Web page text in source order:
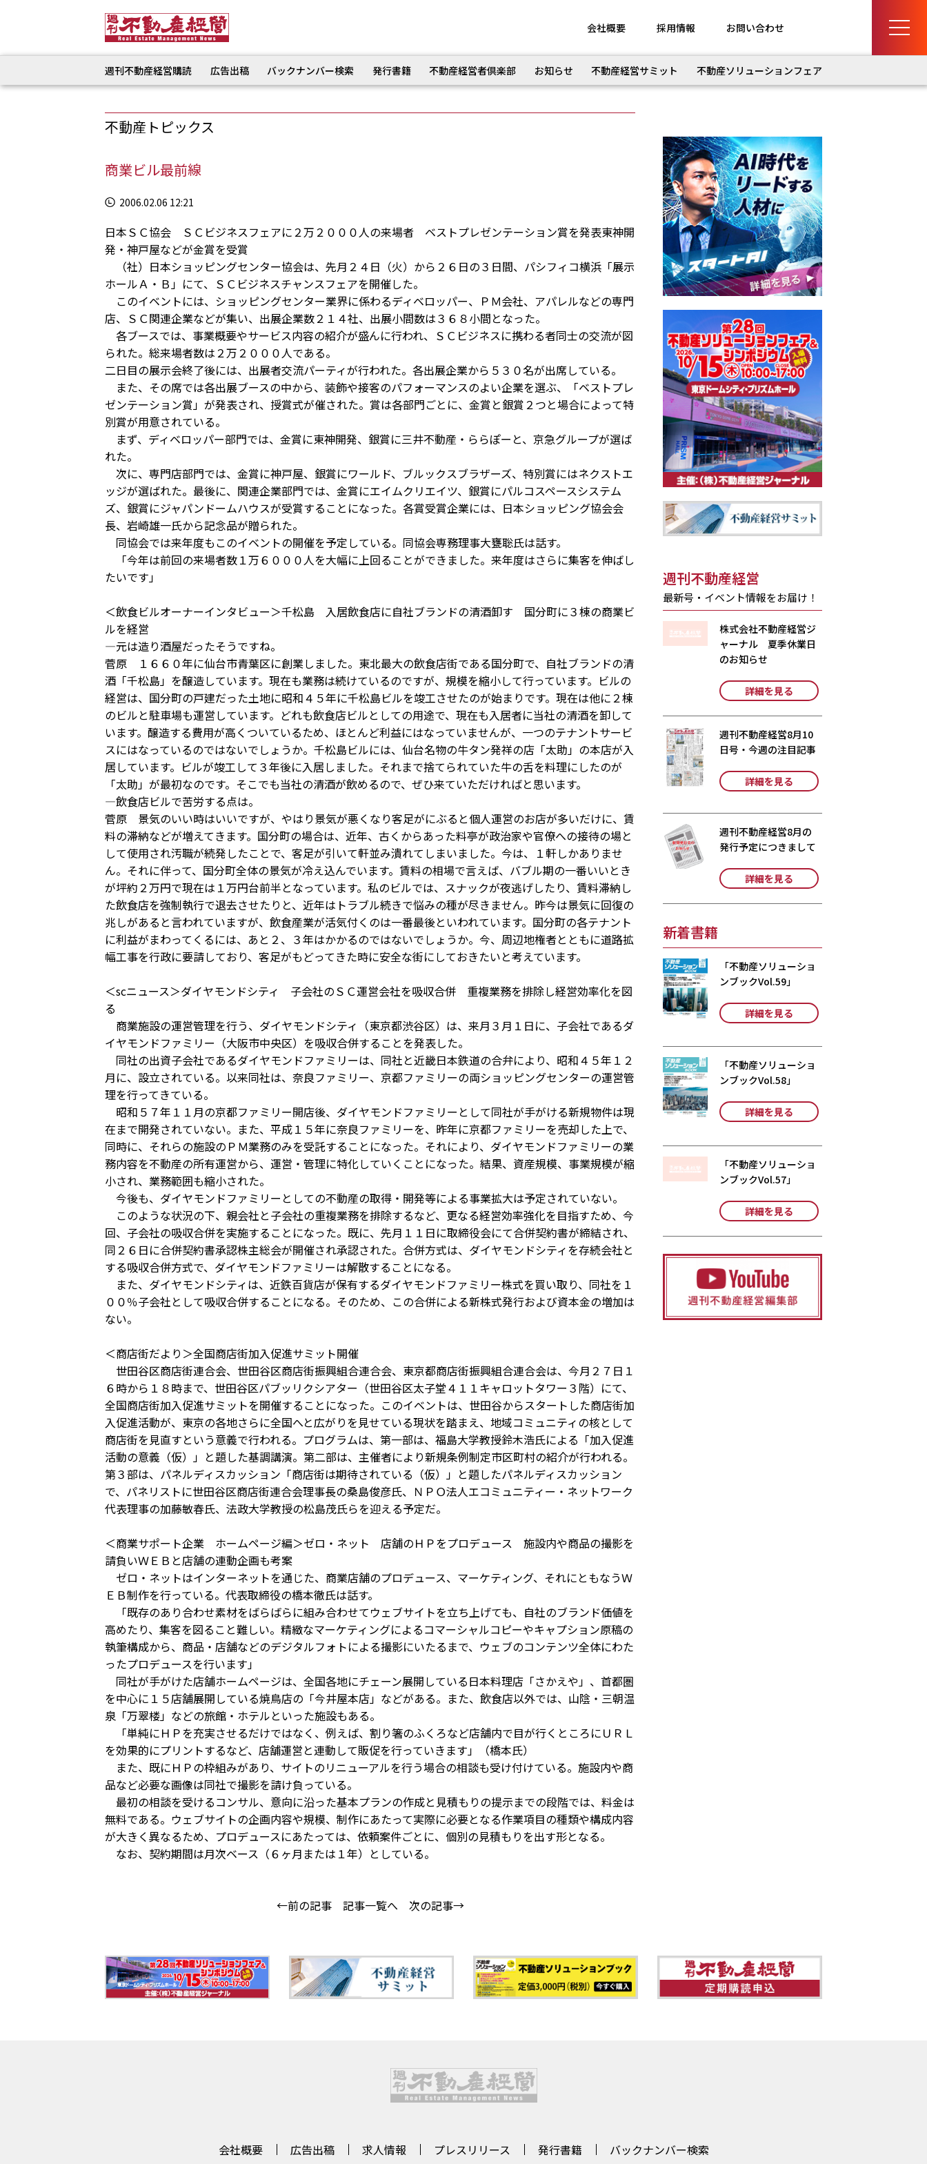
会社概要 採用情報 お問い合わせ
週刊不動産経営購読 広告出稿 バックナンバー検索 発行書籍 不動産経営者倶楽部 お知らせ 不動産経営サミット 不動産ソリューションフェア
不動産トピックス
商業ビル最前線
2006.02.06 12:21
日本ＳＣ協会 ＳＣビジネスフェアに２万２０００人の来場者 ベストプレゼンテーション賞を発表東神開
発・神戸屋などが金賞を受賞
（社）日本ショッピングセンター協会は、先月２４日（火）から２６日の３日間、パシフィコ横浜「展示
ホールＡ・Ｂ」にて、ＳＣビジネスチャンスフェアを開催した。
このイベントには、ショッピングセンター業界に係わるディベロッパー、ＰＭ会社、アパレルなどの専門
店、ＳＣ関連企業などが集い、出展企業数２１４社、出展小間数は３６８小間となった。
各ブースでは、事業概要やサービス内容の紹介が盛んに行われ、ＳＣビジネスに携わる者同士の交流が図
られた。総来場者数は２万２０００人である。
二日目の展示会終了後には、出展者交流パーティが行われた。各出展企業から５３０名が出席している。
また、その席では各出展ブースの中から、装飾や接客のパフォーマンスのよい企業を選ぶ、「ベストプレ
ゼンテーション賞」が発表され、授賞式が催された。賞は各部門ごとに、金賞と銀賞２つと場合によって特
別賞が用意されている。
まず、ディベロッパー部門では、金賞に東神開発、銀賞に三井不動産・ららぽーと、京急グループが選ば
れた。
次に、専門店部門では、金賞に神戸屋、銀賞にワールド、ブルックスブラザーズ、特別賞にはネクストエ
ッジが選ばれた。最後に、関連企業部門では、金賞にエイムクリエイツ、銀賞にパルコスペースシステム
ズ、銀賞にジャパンドームハウスが受賞することになった。各賞受賞企業には、日本ショッピング協会会
長、岩崎雄一氏から記念品が贈られた。
同協会では来年度もこのイベントの開催を予定している。同協会専務理事大甕聡氏は話す。
「今年は前回の来場者数１万６０００人を大幅に上回ることができました。来年度はさらに集客を伸ばし
たいです」
＜飲食ビルオーナーインタビュー＞千松島 入居飲食店に自社ブランドの清酒卸す 国分町に３棟の商業ビ
ルを経営
―元は造り酒屋だったそうですね。
菅原 １６６０年に仙台市青葉区に創業しました。東北最大の飲食店街である国分町で、自社ブランドの清
酒「千松島」を醸造しています。現在も業務は続けているのですが、規模を縮小して行っています。ビルの
経営は、国分町の戸建だった土地に昭和４５年に千松島ビルを竣工させたのが始まりです。現在は他に２棟
のビルと駐車場も運営しています。どれも飲食店ビルとしての用途で、現在も入居者に当社の清酒を卸して
います。醸造する費用が高くついているため、ほとんど利益にはなっていませんが、一つのテナントサービ
スにはなっているのではないでしょうか。千松島ビルには、仙台名物の牛タン発祥の店「太助」の本店が入
居しています。ビルが竣工して３年後に入居しました。それまで捨てられていた牛の舌を料理にしたのが
「太助」が最初なのです。そこでも当社の清酒が飲めるので、ぜひ来ていただければと思います。
―飲食店ビルで苦労する点は。
菅原 景気のいい時はいいですが、やはり景気が悪くなり客足がにぶると個人運営のお店が多いだけに、賃
料の滞納などが増えてきます。国分町の場合は、近年、古くからあった料亭が政治家や官僚への接待の場と
して使用され汚職が続発したことで、客足が引いて軒並み潰れてしまいました。今は、１軒しかありませ
ん。それに伴って、国分町全体の景気が冷え込んでいます。賃料の相場で言えば、バブル期の一番いいとき
が坪約２万円で現在は１万円台前半となっています。私のビルでは、スナックが夜逃げしたり、賃料滞納し
た飲食店を強制執行で退去させたりと、近年はトラブル続きで悩みの種が尽きません。昨今は景気に回復の
兆しがあると言われていますが、飲食産業が活気付くのは一番最後といわれています。国分町の各テナント
に利益がまわってくるには、あと２、３年はかかるのではないでしょうか。今、周辺地権者とともに道路拡
幅工事を行政に要請しており、客足がもどってきた時に安全な街にしておきたいと考えています。
＜scニュース＞ダイヤモンドシティ 子会社のＳＣ運営会社を吸収合併 重複業務を排除し経営効率化を図
る
商業施設の運営管理を行う、ダイヤモンドシティ（東京都渋谷区）は、来月３月１日に、子会社であるダ
イヤモンドファミリー（大阪市中央区）を吸収合併することを発表した。
同社の出資子会社であるダイヤモンドファミリーは、同社と近畿日本鉄道の合弁により、昭和４５年１２
月に、設立されている。以来同社は、奈良ファミリー、京都ファミリーの両ショッピングセンターの運営管
理を行ってきている。
昭和５７年１１月の京都ファミリー開店後、ダイヤモンドファミリーとして同社が手がける新規物件は現
在まで開発されていない。また、平成１５年に奈良ファミリーを、昨年に京都ファミリーを売却した上で、
同時に、それらの施設のＰＭ業務のみを受託することになった。それにより、ダイヤモンドファミリーの業
務内容を不動産の所有運営から、運営・管理に特化していくことになった。結果、資産規模、事業規模が縮
小され、業務範囲も縮小された。
今後も、ダイヤモンドファミリーとしての不動産の取得・開発等による事業拡大は予定されていない。
このような状況の下、親会社と子会社の重複業務を排除するなど、更なる経営効率強化を目指すため、今
回、子会社の吸収合併を実施することになった。既に、先月１１日に取締役会にて合併契約書が締結され、
同２６日に合併契約書承認株主総会が開催され承認された。合併方式は、ダイヤモンドシティを存続会社と
する吸収合併方式で、ダイヤモンドファミリーは解散することになる。
また、ダイヤモンドシティは、近鉄百貨店が保有するダイヤモンドファミリー株式を買い取り、同社を１
００％子会社として吸収合併することになる。そのため、この合併による新株式発行および資本金の増加は
ない。
＜商店街だより＞全国商店街加入促進サミット開催
世田谷区商店街連合会、世田谷区商店街振興組合連合会、東京都商店街振興組合連合会は、今月２７日１
６時から１８時まで、世田谷区パブッリクシアター（世田谷区太子堂４１１キャロットタワー３階）にて、
全国商店街加入促進サミットを開催することになった。このイベントは、世田谷からスタートした商店街加
入促進活動が、東京の各地さらに全国へと広がりを見せている現状を踏まえ、地域コミュニティの核として
商店街を見直すという意義で行われる。プログラムは、第一部は、福島大学教授鈴木浩氏による「加入促進
活動の意義（仮）」と題した基調講演。第二部は、主催者により新規条例制定市区町村の紹介が行われる。
第３部は、パネルディスカッション「商店街は期待されている（仮）」と題したパネルディスカッション
で、パネリストに世田谷区商店街連合会理事長の桑島俊彦氏、ＮＰＯ法人エコミュニティー・ネットワーク
代表理事の加藤敏春氏、法政大学教授の松島茂氏らを迎える予定だ。
＜商業サポート企業 ホームページ編＞ゼロ・ネット 店舗のＨＰをプロデュース 施設内や商品の撮影を
請負いＷＥＢと店舗の連動企画も考案
ゼロ・ネットはインターネットを通じた、商業店舗のプロデュース、マーケティング、それにともなうＷ
ＥＢ制作を行っている。代表取締役の橋本徹氏は話す。
「既存のあり合わせ素材をばらばらに組み合わせてウェブサイトを立ち上げても、自社のブランド価値を
高めたり、集客を図ること難しい。精緻なマーケティングによるコマーシャルコピーやキャプション原稿の
執筆構成から、商品・店舗などのデジタルフォトによる撮影にいたるまで、ウェブのコンテンツ全体にわた
ったプロデュースを行います」
同社が手がけた店舗ホームページは、全国各地にチェーン展開している日本料理店「さかえや」、首都圏
を中心に１５店舗展開している焼鳥店の「今井屋本店」などがある。また、飲食店以外では、山陰・三朝温
泉「万翠楼」などの旅館・ホテルといった施設もある。
「単純にＨＰを充実させるだけではなく、例えば、割り箸のふくろなど店舗内で目が行くところにＵＲＬ
を効果的にプリントするなど、店舗運営と連動して販促を行っていきます」（橋本氏）
また、既にＨＰの枠組みがあり、サイトのリニューアルを行う場合の相談も受け付けている。施設内や商
品など必要な画像は同社で撮影を請け負っている。
最初の相談を受けるコンサル、意向に沿った基本プランの作成と見積もりの提示までの段階では、料金は
無料である。ウェブサイトの企画内容や規模、制作にあたって実際に必要となる作業項目の種類や構成内容
が大きく異なるため、プロデュースにあたっては、依頼案件ごとに、個別の見積もりを出す形となる。
なお、契約期間は月次ベース（６ヶ月または１年）としている。
←前の記事 記事一覧へ 次の記事→
週刊不動産経営
最新号・イベント情報をお届け！
株式会社不動産経営ジ
ャーナル 夏季休業日
のお知らせ
詳細を見る
週刊不動産経営8月10
日号・今週の注目記事
詳細を見る
週刊不動産経営8月の
発行予定につきまして
詳細を見る
新着書籍
「不動産ソリューショ
ンブックVol.59」
詳細を見る
「不動産ソリューショ
ンブックVol.58」
詳細を見る
「不動産ソリューショ
ンブックVol.57」
詳細を見る
会社概要 広告出稿 求人情報 プレスリリース 発行書籍 バックナンバー検索